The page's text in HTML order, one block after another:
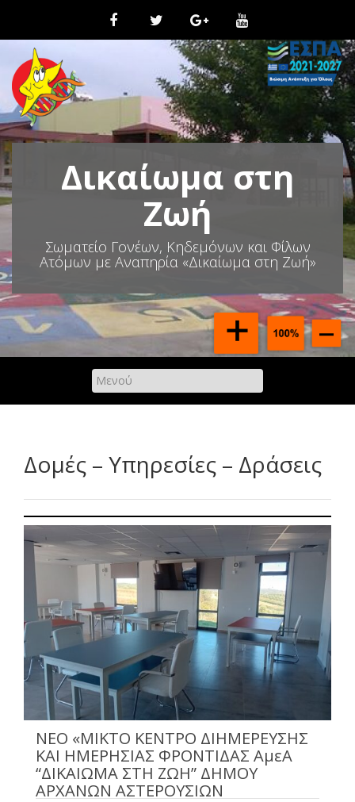
τ
η
σ
τ
ο
π
ε
ρ
χ
ό
μ
ε
ν
ο
Δικαίωμα στη
Ζωή
Σωματείο Γονέων, Κηδεμόνων και Φίλων
Ατόμων με Αναπηρία «Δικαίωμα στη Ζωή»
Δομές – Υπηρεσίες – Δράσεις
NEO «ΜΙΚΤΟ ΚΕΝΤΡΟ ΔΙΗΜΕΡΕΥΣΗΣ
ΚΑΙ ΗΜΕΡΗΣΙΑΣ ΦΡΟΝΤΙΔΑΣ ΑμεΑ
“ΔΙΚΑΙΩΜΑ ΣΤΗ ΖΩΗ” ΔΗΜΟΥ
ΑΡΧΑΝΩΝ ΑΣΤΕΡΟΥΣΙΩΝ